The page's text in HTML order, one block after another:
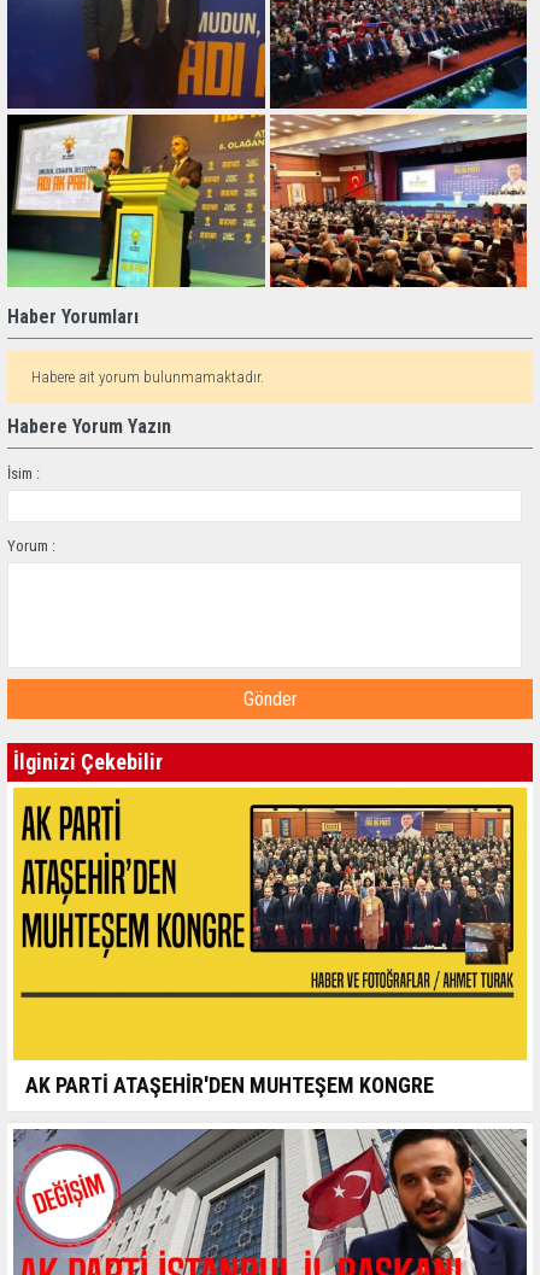
Haber Yorumları
Habere ait yorum bulunmamaktadır.
Habere Yorum Yazın
İsim :
Yorum :
Gönder
İlginizi Çekebilir
AK PARTİ ATAŞEHİR'DEN MUHTEŞEM KONGRE